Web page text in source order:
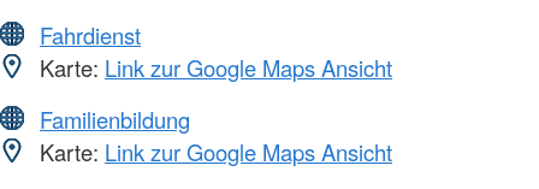
Fahrdienst
Karte: Link zur Google Maps Ansicht
Familienbildung
Karte: Link zur Google Maps Ansicht